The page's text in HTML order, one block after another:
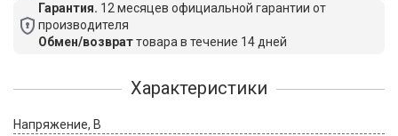
Гарантия. 12 месяцев официальной гарантии от
производителя
Обмен/возвраттовара в течение 14 дней
Характеристики
Напряжение, В